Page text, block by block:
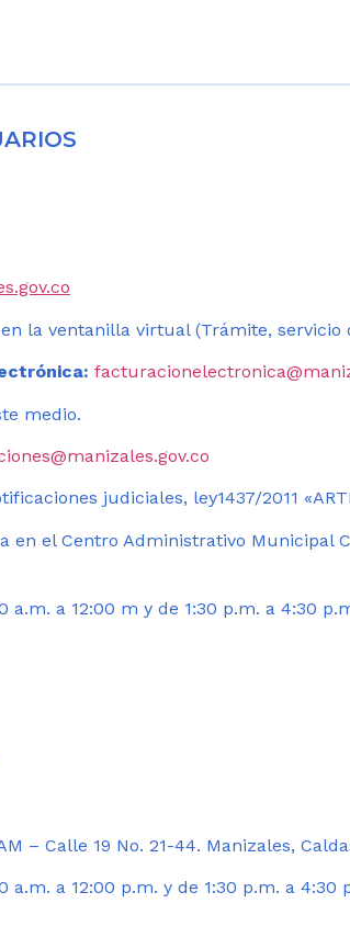
la ventanilla virtual (Trámite, servicio o
medio.
judiciales, ley1437/2011
en el Centro Administrativo Municipal
a.m. a 12:00 m y de 1:30 p.m. a 4:30
– Calle 19 No. 21-44. Manizales,
a.m. a 12:00 p.m. y de 1:30 p.m. a